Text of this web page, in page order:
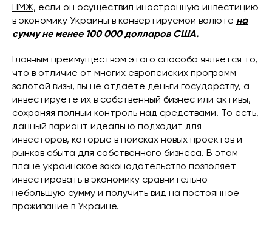
ПМЖ, если он осуществил иностранную инвестицию
в экономику Украины в конвертируемой валюте на
сумму не менее 100 000 долларов США.
Главным преимуществом этого способа является то,
что в отличие от многих европейских программ
золотой визы, вы не отдаете деньги государству, а
инвестируете их в собственный бизнес или активы,
сохраняя полный контроль над средствами. То есть,
данный вариант идеально подходит для
инвесторов, которые в поисках новых проектов и
рынков сбыта для собственного бизнеса. В этом
плане украинское законодательство позволяет
инвестировать в экономику сравнительно
небольшую сумму и получить вид на постоянное
проживание в Украине.